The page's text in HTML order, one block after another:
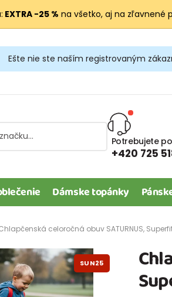
EXTRA −25 % na všetko, aj na zľavnené
Ešte nie ste naším registrovaným
Potrebujete
+420 725
Dámske topánky
celoročná obuv SATURNUS,
SUN25